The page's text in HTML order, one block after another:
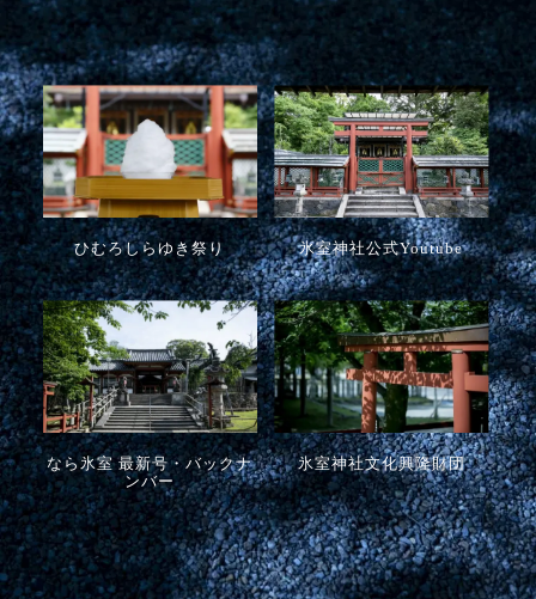
ひむろしらゆき祭り 氷室神社公式Youtube
なら氷室 最新号・バックナ
ンバー
氷室神社文化興隆財団